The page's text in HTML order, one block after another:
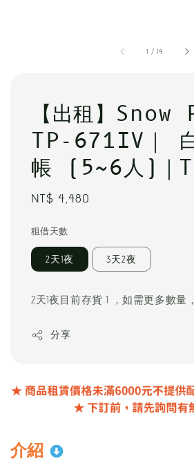
1 /14
【出租】Snow
TP-671IV｜
帳 (5~6人)｜
Regular
NT$ 4,480
租借天數
2天1夜 3天2夜
2天1夜目前存貨 1 ，如需更多數量
分享
介紹